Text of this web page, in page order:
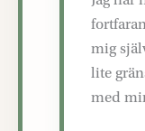
mig
lite
med